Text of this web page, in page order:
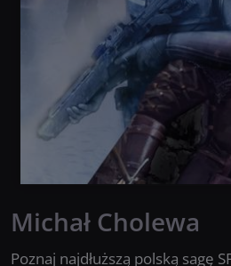
Michał Cholewa
Poznaj najdłuższą polską sagę